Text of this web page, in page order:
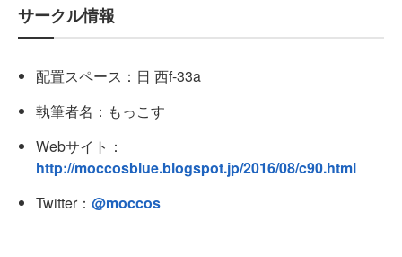
サークル情報
配置スペース：日 西f-33a
執筆者名：もっこす
Webサイト：
http://moccosblue.blogspot.jp/2016/08/c90.html
Twitter： @moccos